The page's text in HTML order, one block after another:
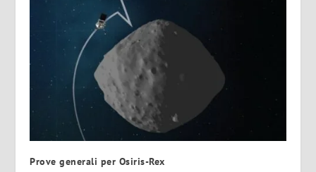
Prove generali per Osiris-Rex